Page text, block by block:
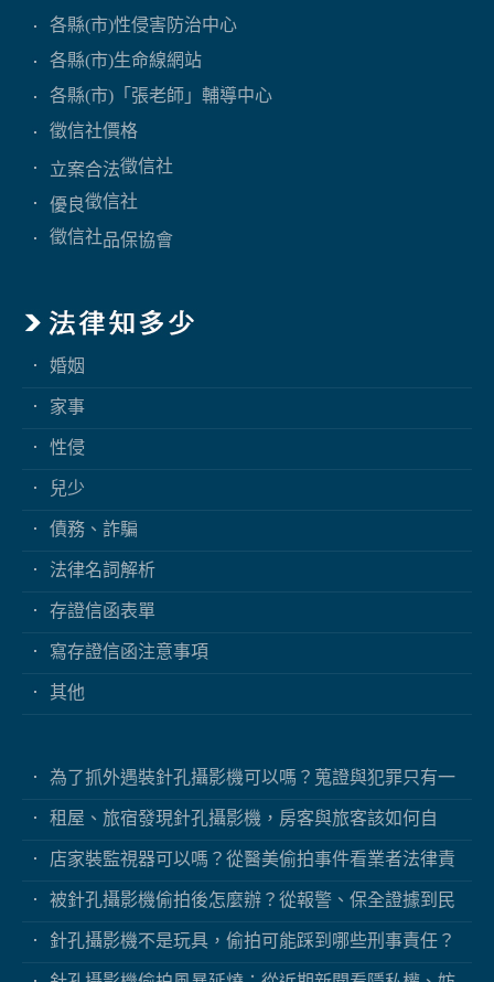
各縣(市)性侵害防治中心
各縣(市)生命線網站
各縣(市)「張老師」輔導中心
徵信社價格
立案合法徵信社
優良徵信社
徵信社品保協會
婚姻
家事
性侵
兒少
債務、詐騙
法律名詞解析
存證信函表單
寫存證信函注意事項
其他
為了抓外遇裝針孔攝影機可以嗎？蒐證與犯罪只有一
租屋、旅宿發現針孔攝影機，房客與旅客該如何自
店家裝監視器可以嗎？從醫美偷拍事件看業者法律責
被針孔攝影機偷拍後怎麼辦？從報警、保全證據到民
針孔攝影機不是玩具，偷拍可能踩到哪些刑事責任？